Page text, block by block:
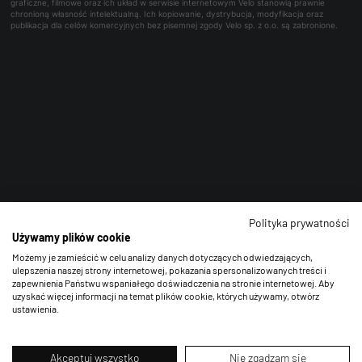
graficzne, filmowe oraz ich układ w serwisie internetowym Velo stanowią prawnie
chronioną własność intelektualną. Ich kopiowanie, dystrybucja, modyfikacja oraz
publikacja dla celów komercyjnych bez pisemnej zgody Velo sp. z o.o. są zabronione.
Polityka prywatności
Używamy plików cookie
Możemy je zamieścić w celu analizy danych dotyczących odwiedzających,
ulepszenia naszej strony internetowej, pokazania spersonalizowanych treści i
zapewnienia Państwu wspaniałego doświadczenia na stronie internetowej. Aby
uzyskać więcej informacji na temat plików cookie, których używamy, otwórz
ustawienia.
Akceptuj wszystko Nie zgadzam się